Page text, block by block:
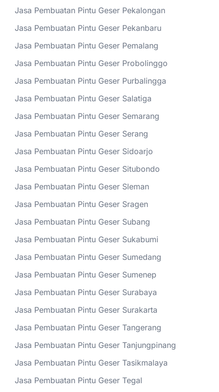
Jasa Pembuatan Pintu Geser Pekalongan
Jasa Pembuatan Pintu Geser Pekanbaru
Jasa Pembuatan Pintu Geser Pemalang
Jasa Pembuatan Pintu Geser Probolinggo
Jasa Pembuatan Pintu Geser Purbalingga
Jasa Pembuatan Pintu Geser Salatiga
Jasa Pembuatan Pintu Geser Semarang
Jasa Pembuatan Pintu Geser Serang
Jasa Pembuatan Pintu Geser Sidoarjo
Jasa Pembuatan Pintu Geser Situbondo
Jasa Pembuatan Pintu Geser Sleman
Jasa Pembuatan Pintu Geser Sragen
Jasa Pembuatan Pintu Geser Subang
Jasa Pembuatan Pintu Geser Sukabumi
Jasa Pembuatan Pintu Geser Sumedang
Jasa Pembuatan Pintu Geser Sumenep
Jasa Pembuatan Pintu Geser Surabaya
Jasa Pembuatan Pintu Geser Surakarta
Jasa Pembuatan Pintu Geser Tangerang
Jasa Pembuatan Pintu Geser Tanjungpinang
Jasa Pembuatan Pintu Geser Tasikmalaya
Jasa Pembuatan Pintu Geser Tegal